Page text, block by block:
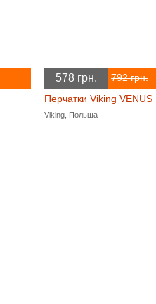
578 грн. 792 грн.
Перчатки Viking VENUS
Viking, Польша